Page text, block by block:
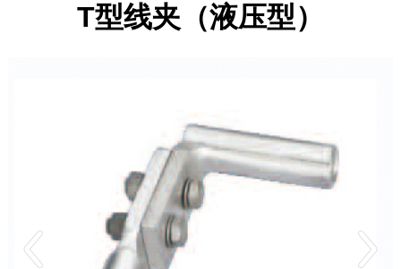
T型线夹（液压型）